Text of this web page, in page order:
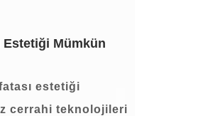
Estetiği Mümkün
estetiği
cerrahi teknolojileri